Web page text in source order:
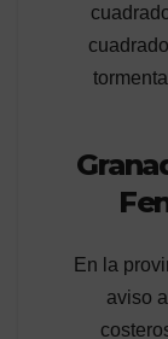
En la
aviso